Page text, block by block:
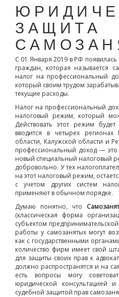
ЗАЩИТА
C 01 Января 2019 в РФ
граждан, которая называется
налог на профессиональный
который своим трудом
текущие расходы.
Налог на профессиональный
налоговый режим, который
Действовать этот режим
вводится в четырех регионах
области, Калужской области и
профессиональный доход —
новый специальный налоговый
добровольно. У тех
на этот налоговый режим,
с учетом других систем
применяют в обычном порядке.
Думаю понятно, что
(классическая форма
субъектом
работы у самозанятых могут
как с государственными
количество фирм имеет свой
для защиты своих прав к
должно распространятся и на
есть вопросы могу
юридической консультацией
судебной защитой прав